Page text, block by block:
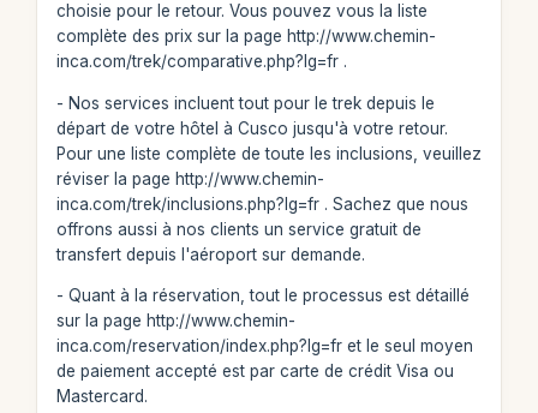
choisie pour le retour. Vous pouvez vous la liste
complète des prix sur la page http://www.chemin-
inca.com/trek/comparative.php?lg=fr .
- Nos services incluent tout pour le trek depuis le
départ de votre hôtel à Cusco jusqu'à votre retour.
Pour une liste complète de toute les inclusions, veuillez
réviser la page http://www.chemin-
inca.com/trek/inclusions.php?lg=fr . Sachez que nous
offrons aussi à nos clients un service gratuit de
transfert depuis l'aéroport sur demande.
- Quant à la réservation, tout le processus est détaillé
sur la page http://www.chemin-
inca.com/reservation/index.php?lg=fr et le seul moyen
de paiement accepté est par carte de crédit Visa ou
Mastercard.